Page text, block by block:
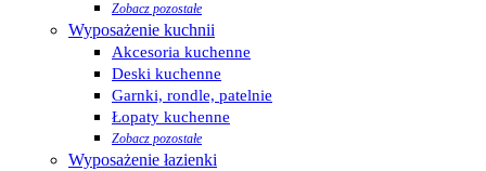
Zobacz pozostałe
Wyposażenie kuchnii
Akcesoria kuchenne
Deski kuchenne
Garnki, rondle, patelnie
Łopaty kuchenne
Zobacz pozostałe
Wyposażenie łazienki